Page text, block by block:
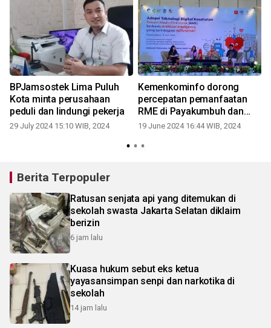
BPJamsostek Lima Puluh
Kota minta perusahaan
peduli dan lindungi pekerja
29 July 2024 15:10 WIB, 2024
Kemenkominfo dorong
percepatan pemanfaatan
RME di Payakumbuh dan
Limapuluh Kota
19 June 2024 16:44 WIB, 2024
Berita Terpopuler
Ratusan senjata api yang ditemukan di
sekolah swasta Jakarta Selatan diklaim
berizin
6 jam lalu
Kuasa hukum sebut eks ketua
yayasansimpan senpi dan narkotika di
sekolah
14 jam lalu